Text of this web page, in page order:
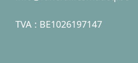
TVA : BE1026197147